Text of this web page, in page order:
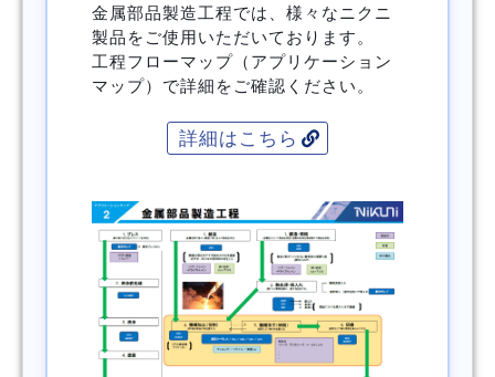
金属部品製造工程では、様々なニクニ
製品をご使用いただいております。
工程フローマップ（アプリケーション
マップ）で詳細をご確認ください。
詳細はこちら